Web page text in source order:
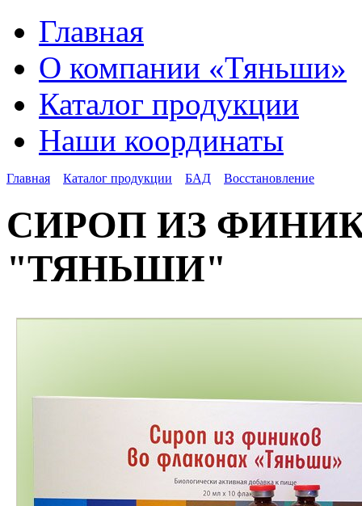
Главная
О компании «Тяньши»
Каталог продукции
Наши координаты
Главная Каталог продукции БАД Восстановление
СИРОП ИЗ
"ТЯНЬШИ"